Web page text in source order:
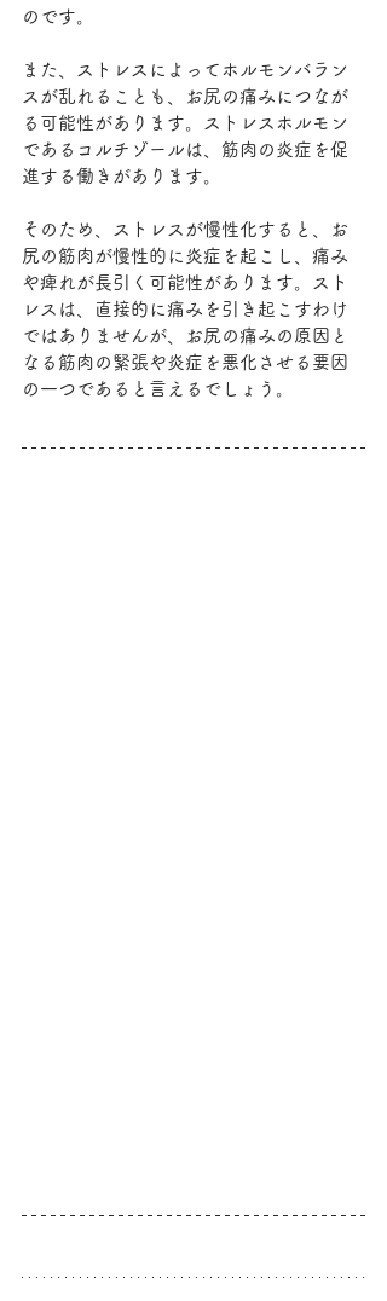
のです。
また、ストレスによってホルモンバラン
スが乱れることも、お尻の痛みにつなが
る可能性があります。ストレスホルモン
であるコルチゾールは、筋肉の炎症を促
進する働きがあります。
そのため、ストレスが慢性化すると、お
尻の筋肉が慢性的に炎症を起こし、痛み
や痺れが長引く可能性があります。スト
レスは、直接的に痛みを引き起こすわけ
ではありませんが、お尻の痛みの原因と
なる筋肉の緊張や炎症を悪化させる要因
の一つであると言えるでしょう。